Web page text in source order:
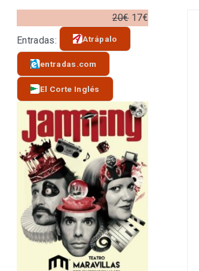
20€17€
Entradas:
Atrápalo
entradas.com
El Corte Inglés